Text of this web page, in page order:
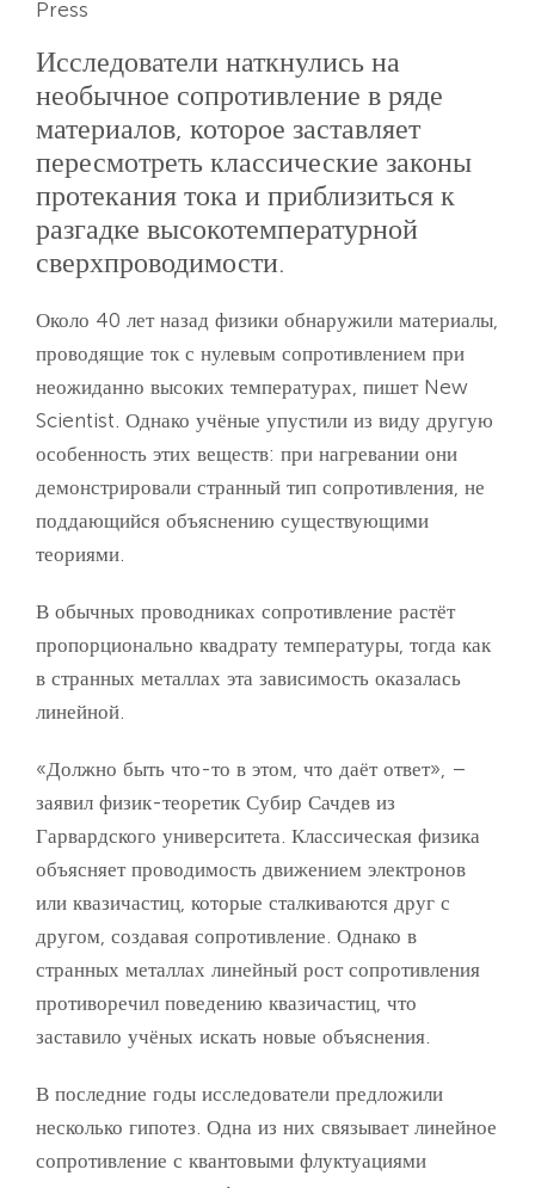
Press
Исследователи наткнулись на
необычное сопротивление в ряде
материалов, которое заставляет
пересмотреть классические законы
протекания тока и приблизиться к
разгадке высокотемпературной
сверхпроводимости.
Около 40 лет назад физики обнаружили материалы,
проводящие ток с нулевым сопротивлением при
неожиданно высоких температурах, пишет New
Scientist. Однако учёные упустили из виду другую
особенность этих веществ: при нагревании они
демонстрировали странный тип сопротивления, не
поддающийся объяснению существующими
теориями.
В обычных проводниках сопротивление растёт
пропорционально квадрату температуры, тогда как
в странных металлах эта зависимость оказалась
линейной.
«Должно быть что-то в этом, что даёт ответ», –
заявил физик-теоретик Субир Сачдев из
Гарвардского университета. Классическая физика
объясняет проводимость движением электронов
или квазичастиц, которые сталкиваются друг с
другом, создавая сопротивление. Однако в
странных металлах линейный рост сопротивления
противоречил поведению квазичастиц, что
заставило учёных искать новые объяснения.
В последние годы исследователи предложили
несколько гипотез. Одна из них связывает линейное
сопротивление с квантовыми флуктуациями